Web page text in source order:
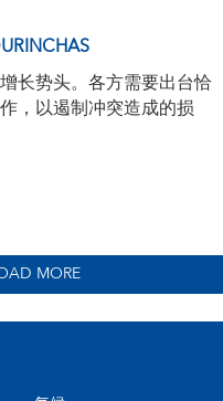
长势头。各方需要出台恰
，以遏制冲突造成的损
MORE